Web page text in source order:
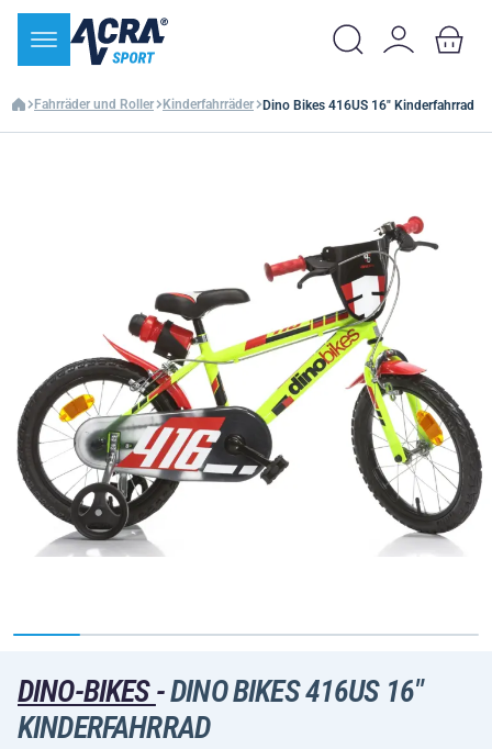
Fahrräder und Roller Kinderfahrräder Dino Bikes 416US 16" Kinderfahrrad
DINO-BIKES-DINO BIKES 416US 16"
KINDERFAHRRAD